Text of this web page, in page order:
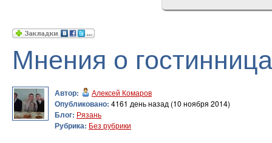
Мнения о
Автор: Алексей Комаров
Опубликовано: 4161 день назад (10 ноября 2014)
Блог: Рязань
Рубрика: Без рубрики